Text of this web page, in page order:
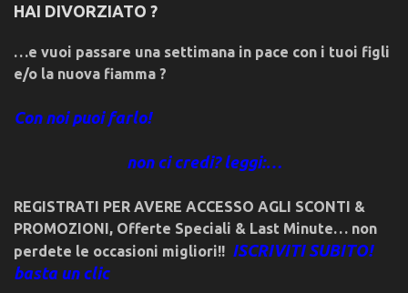
HAI DIVORZIATO ?
…e vuoi passare una settimana in pace con i tuoi figli
e/o la nuova fiamma ?
Con noi puoi farlo!
non ci credi? leggi:…
REGISTRATI PER AVERE ACCESSO AGLI SCONTI &
PROMOZIONI, Offerte Speciali & Last Minute… non
perdete le occasioni migliori!! ISCRIVITI SUBITO!
basta un clic